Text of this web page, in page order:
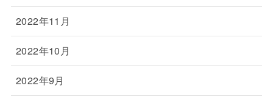
2022年11月
2022年10月
2022年9月